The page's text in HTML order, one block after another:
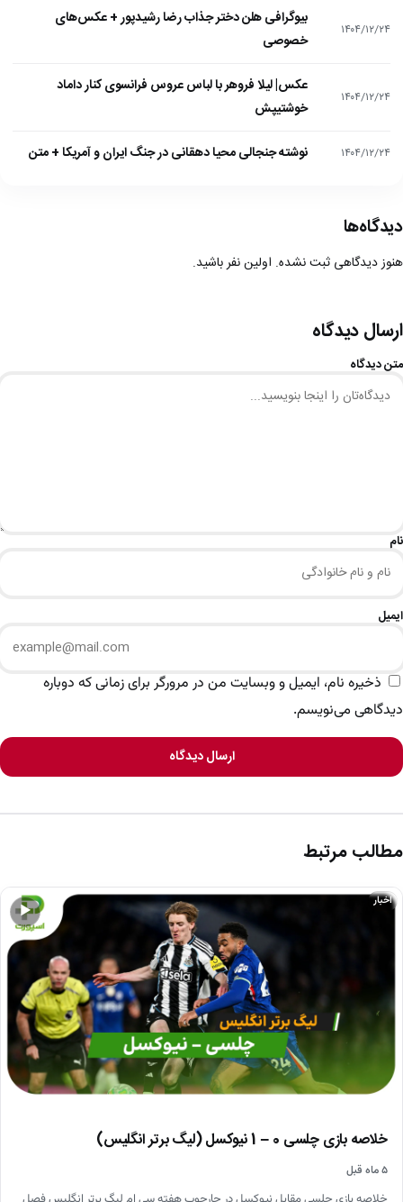
۱۴۰۴/۱۲/۲۴
بیوگرافی هلن دختر جذاب رضا رشیدپور + عکس‌های
خصوصی
۱۴۰۴/۱۲/۲۴
عکس| لیلا فروهر با لباس عروس فرانسوی کنار داماد
خوشتیپش
۱۴۰۴/۱۲/۲۴ نوشته جنجالی محیا دهقانی در جنگ ایران و آمریکا + متن
دیدگاه‌ها
هنوز دیدگاهی ثبت نشده. اولین نفر باشید.
ارسال دیدگاه
متن دیدگاه
نام
ایمیل
ذخیره نام، ایمیل و وبسایت من در مرورگر برای زمانی که دوباره
دیدگاهی می‌نویسم.
ارسال دیدگاه
مطالب مرتبط
▶
اخبار
خلاصه بازی چلسی 0 – 1 نیوکسل (لیگ برتر انگلیس)
۵ ماه قبل